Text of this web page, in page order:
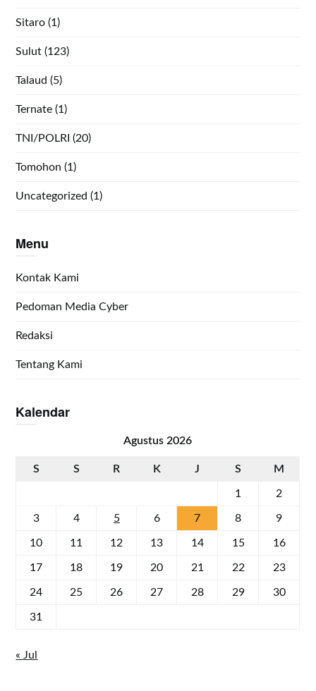
Sitaro (1)
Sulut (123)
Talaud (5)
Ternate (1)
TNI/POLRI (20)
Tomohon (1)
Uncategorized (1)
Menu
Kontak Kami
Pedoman Media Cyber
Redaksi
Tentang Kami
Kalendar
Agustus 2026
S S R K J S M
1 2
3 4 5 6 7 8 9
10 11 12 13 14 15 16
17 18 19 20 21 22 23
24 25 26 27 28 29 30
31
« Jul